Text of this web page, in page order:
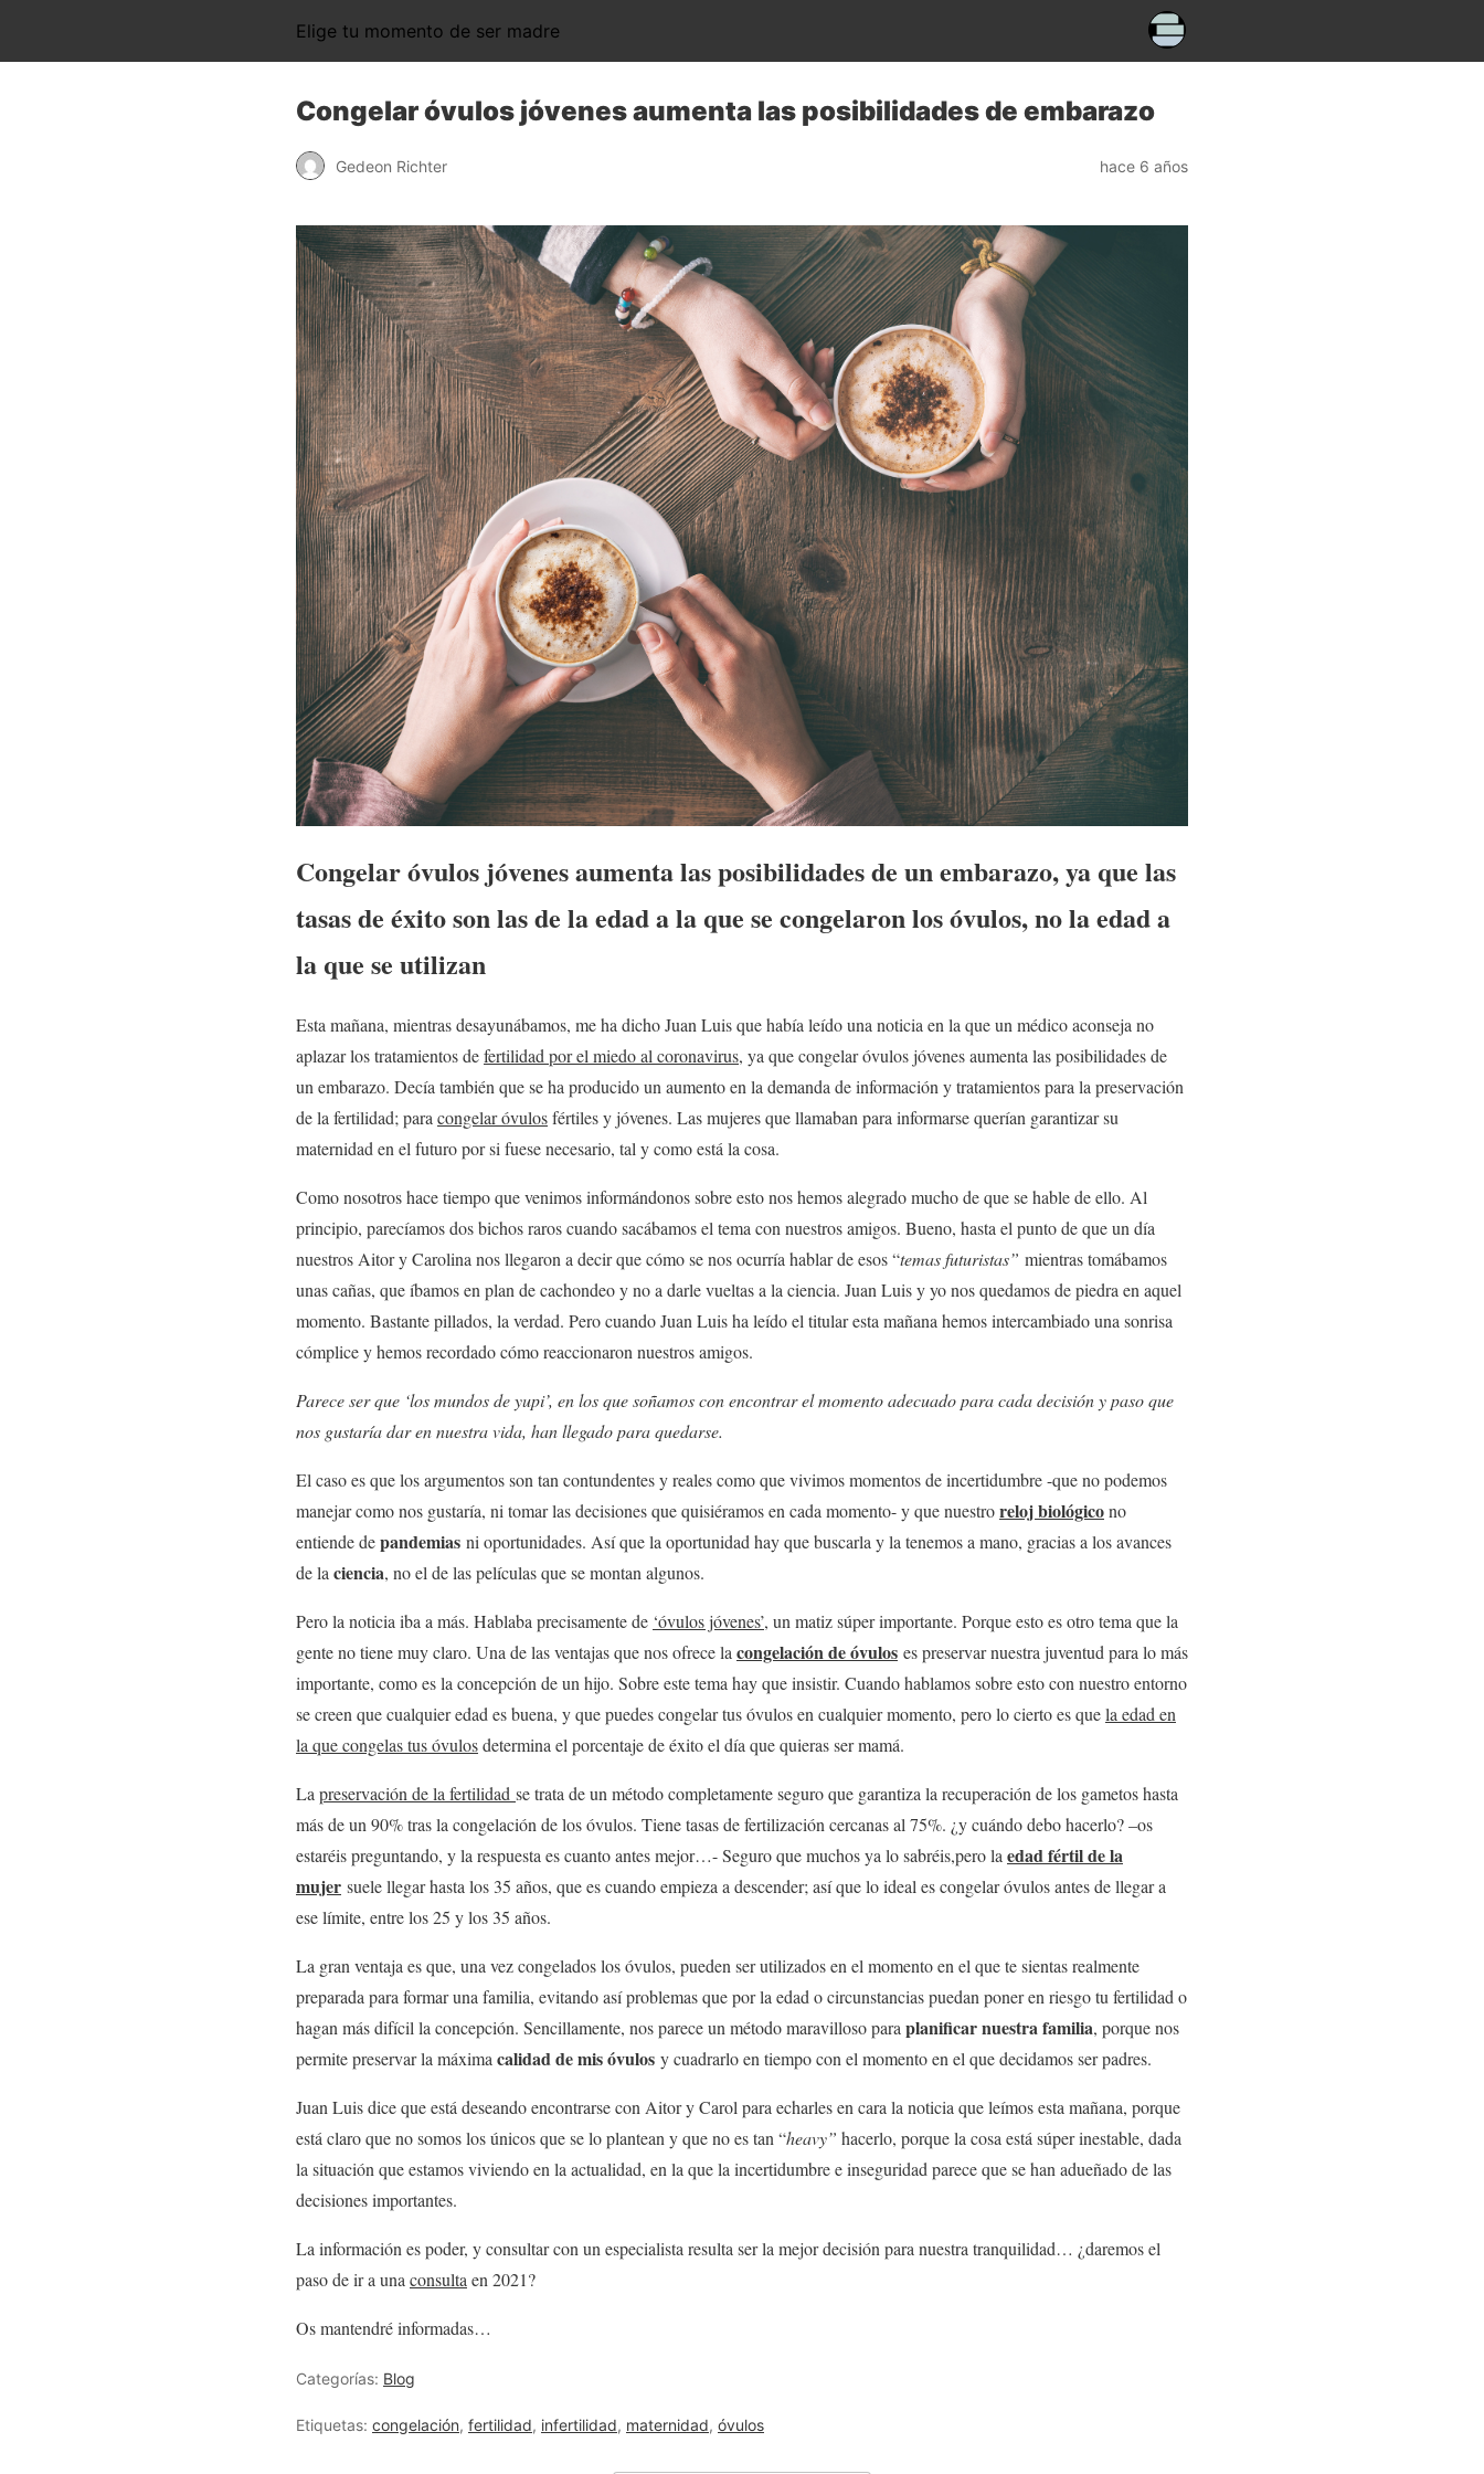
Elige tu momento de ser madre
Congelar óvulos jóvenes aumenta las posibilidades de embarazo
Gedeon Richter hace 6 años
Congelar óvulos jóvenes aumenta las posibilidades de un embarazo, ya que las
tasas de éxito son las de la edad a la que se congelaron los óvulos, no la edad a
la que se utilizan
Esta mañana, mientras desayunábamos, me ha dicho Juan Luis que había leído una noticia en la que un médico aconseja no
aplazar los tratamientos defertilidad por el miedo al coronavirus, ya que congelar óvulos jóvenes aumenta las posibilidades de
un embarazo. Decía también que se ha producido un aumento en la demanda de información y tratamientos para la preservación
de la fertilidad; para congelar óvulosfértiles y jóvenes. Las mujeres que llamaban para informarse querían garantizar su
maternidad en el futuro por si fuese necesario, tal y como está la cosa.
Como nosotros hace tiempo que venimos informándonos sobre esto nos hemos alegrado mucho de que se hable de ello. Al
principio, parecíamos dos bichos raros cuando sacábamos el tema con nuestros amigos. Bueno, hasta el punto de que un día
nuestros Aitor y Carolina nos llegaron a decir que cómo se nos ocurría hablar de esos “temas futuristas” mientras tomábamos
unas cañas, que íbamos en plan de cachondeo y no a darle vueltas a la ciencia. Juan Luis y yo nos quedamos de piedra en aquel
momento. Bastante pillados, la verdad. Pero cuando Juan Luis ha leído el titular esta mañana hemos intercambiado una sonrisa
cómplice y hemos recordado cómo reaccionaron nuestros amigos.
Parece ser que ‘los mundos de yupi’, en los que soñamos con encontrar el momento adecuado para cada decisión y paso que
nos gustaría dar en nuestra vida, han llegado para quedarse.
El caso es que los argumentos son tan contundentes y reales como que vivimos momentos de incertidumbre -que no podemos
manejar como nos gustaría, ni tomar las decisiones que quisiéramos en cada momento- y que nuestroreloj biológicono
entiende depandemias ni oportunidades. Así que la oportunidad hay que buscarla y la tenemos a mano, gracias a los avances
de la ciencia, no el de las películas que se montan algunos.
Pero la noticia iba a más. Hablaba precisamente de ‘óvulos jóvenes’, un matiz súper importante. Porque esto es otro tema que la
gente no tiene muy claro. Una de las ventajas que nos ofrece la congelación de óvulos es preservar nuestra juventud para lo más
importante, como es la concepción de un hijo. Sobre este tema hay que insistir. Cuando hablamos sobre esto con nuestro entorno
se creen que cualquier edad es buena, y que puedes congelar tus óvulos en cualquier momento, pero lo cierto es quela edad en
la que congelas tus óvulosdetermina el porcentaje de éxito el día que quieras ser mamá.
La preservación de la fertilidad se trata de un método completamente seguro que garantiza la recuperación de los gametos hasta
más de un 90% tras la congelación de los óvulos. Tiene tasas de fertilización cercanas al 75%. ¿y cuándo debo hacerlo? –os
estaréis preguntando, y la respuesta es cuanto antes mejor…- Seguro que muchos ya lo sabréis,pero la edad fértil de la
mujer suele llegar hasta los 35 años, que es cuando empieza a descender; así que lo ideal es congelar óvulos antes de llegar a
ese límite, entre los 25 y los 35 años.
La gran ventaja es que, una vez congelados los óvulos, pueden ser utilizados en el momento en el que te sientas realmente
preparada para formar una familia, evitando así problemas que por la edad o circunstancias puedan poner en riesgo tu fertilidad o
hagan más difícil la concepción. Sencillamente, nos parece un método maravilloso para planificar nuestra familia, porque nos
permite preservar la máxima calidad de mis óvulos y cuadrarlo en tiempo con el momento en el que decidamos ser padres.
Juan Luis dice que está deseando encontrarse con Aitor y Carol para echarles en cara la noticia que leímos esta mañana, porque
está claro que no somos los únicos que se lo plantean y que no es tan “heavy” hacerlo, porque la cosa está súper inestable, dada
la situación que estamos viviendo en la actualidad, en la que la incertidumbre e inseguridad parece que se han adueñado de las
decisiones importantes.
La información es poder, y consultar con un especialista resulta ser la mejor decisión para nuestra tranquilidad… ¿daremos el
paso de ir a una consulta en 2021?
Os mantendré informadas…
Categorías: Blog
Etiquetas: congelación, fertilidad, infertilidad, maternidad, óvulos